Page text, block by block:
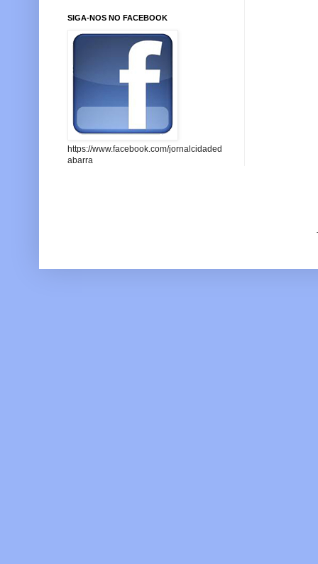
SIGA-NOS NO FACEBOOK
https://www.facebook.com/jornalcidaded
abarra